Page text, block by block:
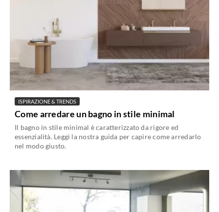
ISPIRAZIONE & TRENDS
Come arredare un bagno in stile minimal
Il bagno in stile minimal è caratterizzato da rigore ed
essenzialità. Leggi la nostra guida per capire come arredarlo
nel modo giusto.